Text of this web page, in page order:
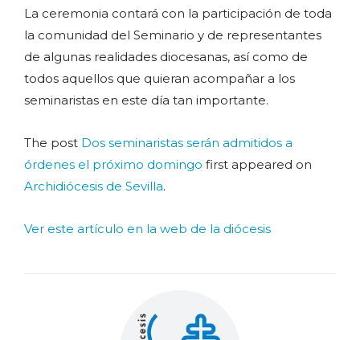
La ceremonia contará con la participación de toda
la comunidad del Seminario y de representantes
de algunas realidades diocesanas, así como de
todos aquellos que quieran acompañar a los
seminaristas en este día tan importante.
The post Dos seminaristas serán admitidos a
órdenes el próximo domingo first appeared on
Archidiócesis de Sevilla.
Ver este artículo en la web de la diócesis